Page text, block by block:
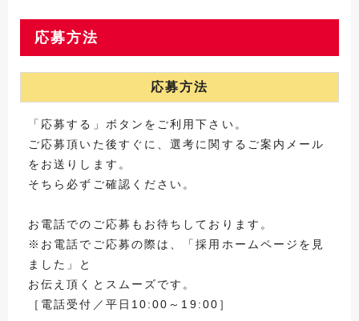
応募方法
応募方法
「応募する」ボタンをご利用下さい。
ご応募頂いた後すぐに、選考に関するご案内メール
をお送りします。
そちら必ずご確認ください。
お電話でのご応募もお待ちしております。
※お電話でご応募の際は、「採用ホームページを見
ました」と
お伝え頂くとスムーズです。
［電話受付／平日10:00～19:00］